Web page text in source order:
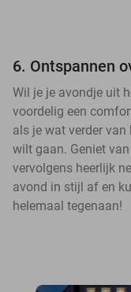
6. Ontspannen
Wil je je avondje uit
voordelig een
als je wat verder
wilt gaan. Geniet
vervolgens heerlijk
avond in stijl af en
helemaal tegenaan!